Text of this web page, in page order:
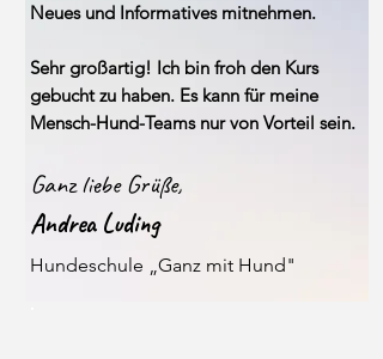
Neues und Informatives mitnehmen.
Sehr großartig! Ich bin froh den Kurs
gebucht zu haben. Es kann für meine
Mensch-Hund-Teams nur von Vorteil sein.
Ganz liebe Grüße,
Andrea Luding
Hundeschule „Ganz mit Hund"